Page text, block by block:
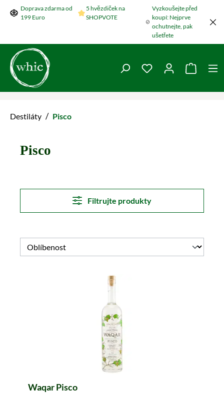
Přeskočit na hlavní obsah
Doprava zdarma od
199 Euro
5 hvězdiček na
SHOPVOTE
Vyzkoušejte před
koupí: Nejprve
ochutnejte, pak
ušetřete
Máte 0 položky v
Destiláty / Pisco
Pisco
Filtrujte produkty
Waqar Pisco